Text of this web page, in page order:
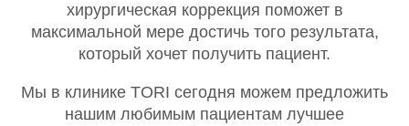
хирургическая коррекция поможет в
максимальной мере достичь того результата,
который хочет получить пациент.
Мы в клинике TORI сегодня можем предложить
нашим любимым пациентам лучшее